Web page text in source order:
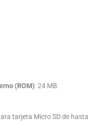
(ROM):24 MB.
tarjeta Micro SD de hasta